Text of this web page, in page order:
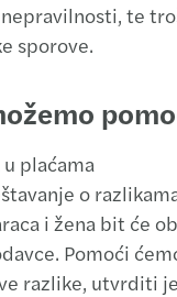
te
sporove.
plaćama
o
i žena bit će
Pomoći
razlike, utvrditi